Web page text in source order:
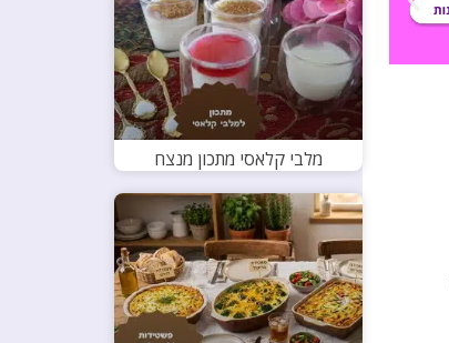
מלבי קלאסי מתכון מנצח